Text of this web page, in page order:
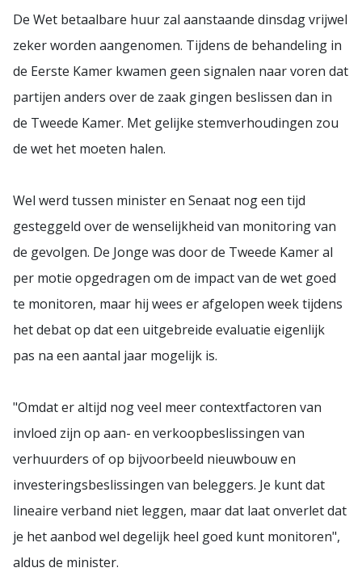
De Wet betaalbare huur zal aanstaande dinsdag vrijwel
zeker worden aangenomen. Tijdens de behandeling in
de Eerste Kamer kwamen geen signalen naar voren dat
partijen anders over de zaak gingen beslissen dan in
de Tweede Kamer. Met gelijke stemverhoudingen zou
de wet het moeten halen.
Wel werd tussen minister en Senaat nog een tijd
gesteggeld over de wenselijkheid van monitoring van
de gevolgen. De Jonge was door de Tweede Kamer al
per motie opgedragen om de impact van de wet goed
te monitoren, maar hij wees er afgelopen week tijdens
het debat op dat een uitgebreide evaluatie eigenlijk
pas na een aantal jaar mogelijk is.
"Omdat er altijd nog veel meer contextfactoren van
invloed zijn op aan- en verkoopbeslissingen van
verhuurders of op bijvoorbeeld nieuwbouw en
investeringsbeslissingen van beleggers. Je kunt dat
lineaire verband niet leggen, maar dat laat onverlet dat
je het aanbod wel degelijk heel goed kunt monitoren",
aldus de minister.